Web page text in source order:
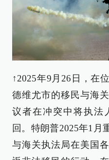
↑2025年9月26日，在
德维尤市的移民与海
议者在冲突中将执法
回。特朗普2025年1月
与海关执法局在美国